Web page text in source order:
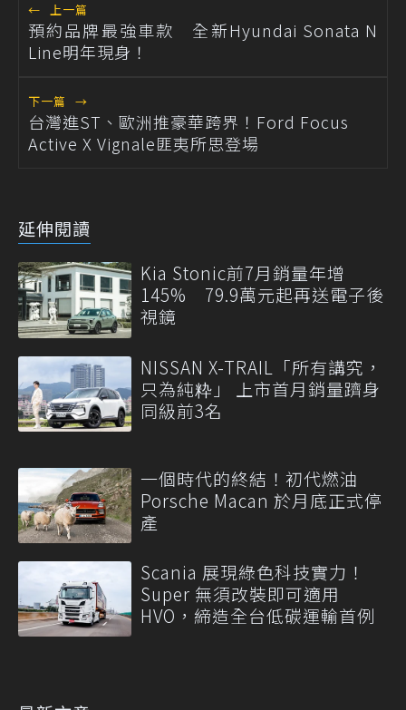
← 上一篇
預約品牌最強車款 全新Hyundai Sonata N
Line明年現身！
下一篇 →
台灣進ST、歐洲推豪華跨界！Ford Focus
Active X Vignale匪夷所思登場
延伸閱讀
Kia Stonic前7月銷量年增
145% 79.9萬元起再送電子後
視鏡
NISSAN X-TRAIL「所有講究，
只為純粋」 上市首月銷量躋身
同級前3名
一個時代的終結！初代燃油
Porsche Macan 於月底正式停
產
Scania 展現綠色科技實力！
Super 無須改裝即可適用
HVO，締造全台低碳運輸首例